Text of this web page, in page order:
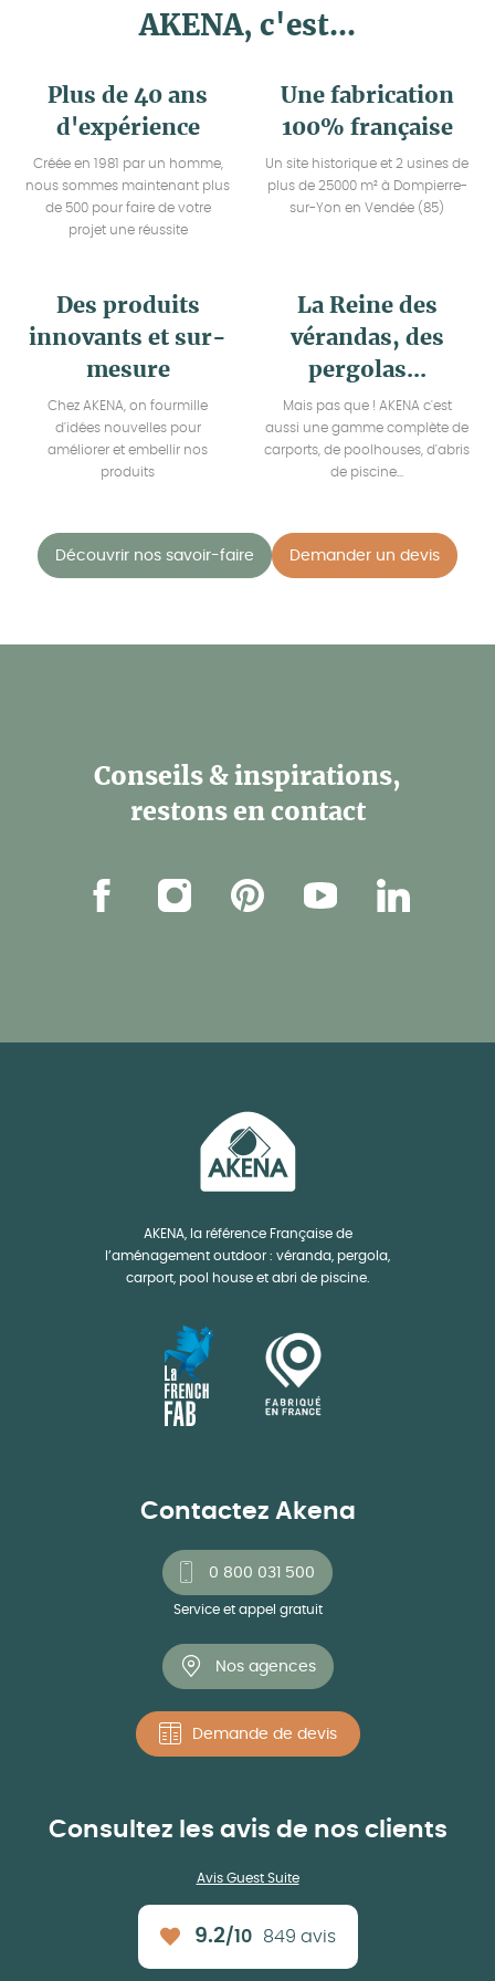
AKENA, c'est...
Plus de 40 ans
d'expérience
Créée en 1981 par un homme,
nous sommes maintenant plus
de 500 pour faire de votre
projet une réussite
Une fabrication
100% française
Un site historique et 2 usines de
plus de 25000 m² à Dompierre-
sur-Yon en Vendée (85)
Des produits
innovants et sur-
mesure
Chez AKENA, on fourmille
d'idées nouvelles pour
améliorer et embellir nos
produits
La Reine des
vérandas, des
pergolas...
Mais pas que ! AKENA c'est
aussi une gamme complète de
carports, de poolhouses, d'abris
de piscine...
Découvrir nos savoir-faire Demander un devis
AKENA, la référence Française de
l’aménagement outdoor : véranda, pergola,
carport, pool house et abri de piscine.
Contactez Akena
0 800 031 500
Service et appel gratuit
Nos agences
Demande de devis
Consultez les avis de nos clients
Avis Guest Suite
Note moyenne :
9.2/10 849 avis
Conseils & inspirations,
restons en contact
FacebookInstagramPinterestYoutubeLinkedin